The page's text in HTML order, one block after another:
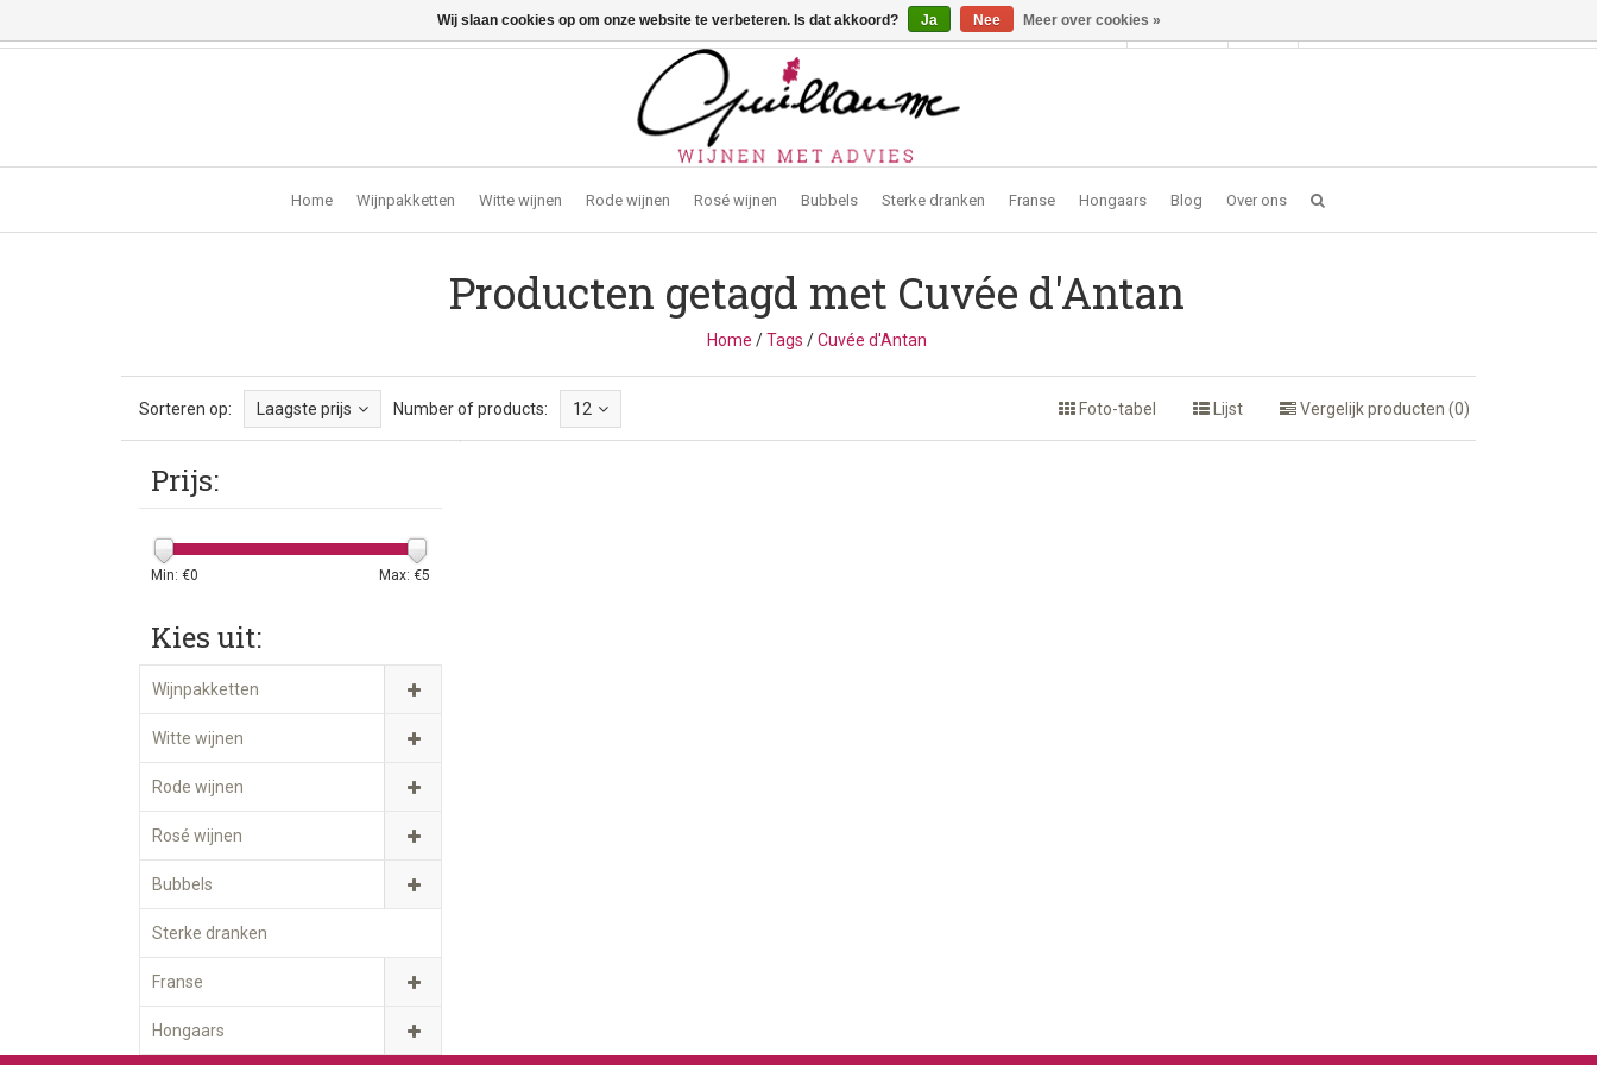
Vragen? Bel ons: +32 (0)13 - 77 11 21 - Winkel: Lochtstraat 2, 3272 Testelt -info@guillaumewijnen.be Inloggen
Home Wijnpakketten Witte wijnen Rode wijnen Rosé wijnen Bubbels Sterke dranken Franse Hongaars Blog Over ons
Producten getagd met Cuvée d'Antan
Home /Tags /Cuvée d'Antan
Sorteren op: Laagste prijs Number of products: 12 Foto-tabel Lijst Vergelijk producten (0)
Prijs:
Min: €0 Max: €5
Kies uit:
Wijnpakketten
Witte wijnen
Rode wijnen
Rosé wijnen
Bubbels
Sterke dranken
Franse
Hongaars
Wij slaan cookies op om onze website te verbeteren. Is dat akkoord? Ja Nee Meer over cookies »